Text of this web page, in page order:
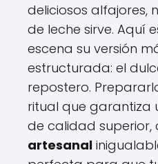
deliciosos alfajores,
de leche sirve. Aquí
escena su versión
estructurada: el
repostero.
ritual que garantiza
de calidad superior,
artesanal